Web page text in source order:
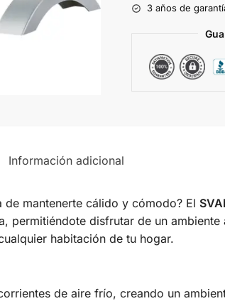
3 años de
Información adicional
mantenerte cálido y cómodo? El
disfrutar de un ambiente
habitación de tu hogar.
de aire frío, creando un